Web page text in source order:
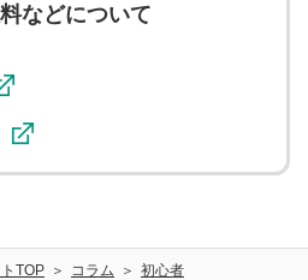
などについて
TOP コラム
初心者